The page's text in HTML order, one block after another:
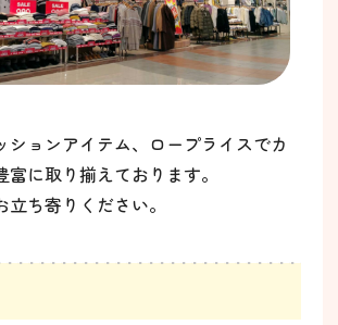
ションアイテム、ロープライスでカ
富に取り揃えております。
ち寄りください。